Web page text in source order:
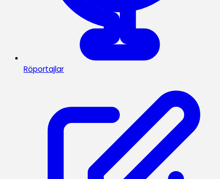
Röportajlar